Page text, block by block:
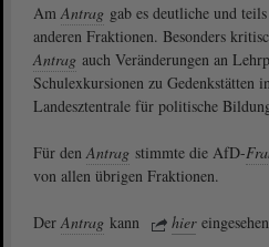
AmAntrag gab es deutliche und
anderen Fraktionen. Besonders
Antrag auch Veränderungen an
Schulexkursionen zu Gedenkstätten
Landesztentrale für politische
Für denAntrag stimmte die AfD-
von allen übrigen Fraktionen.
DerAntrag kann hier